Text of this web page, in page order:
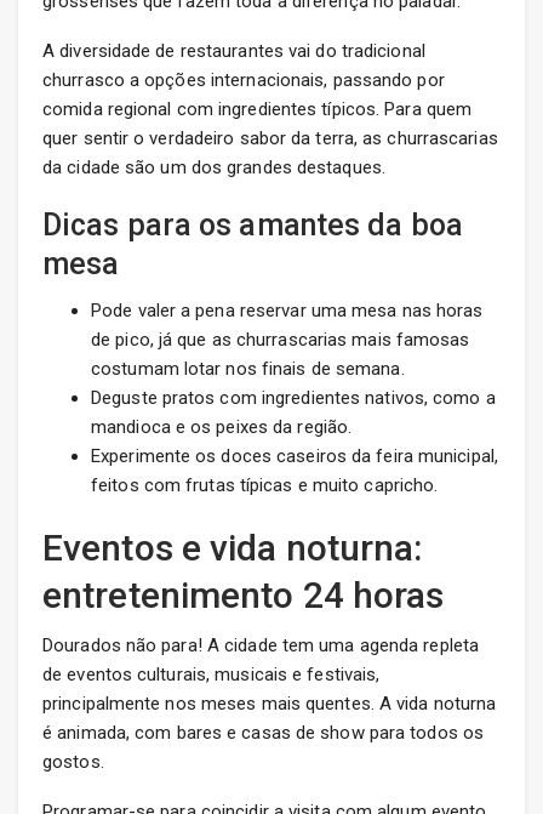
A diversidade de restaurantes vai do tradicional
churrasco a opções internacionais, passando por
comida regional com ingredientes típicos. Para quem
quer sentir o verdadeiro sabor da terra, as churrascarias
da cidade são um dos grandes destaques.
Dicas para os amantes da boa
mesa
Pode valer a pena reservar uma mesa nas horas
de pico, já que as churrascarias mais famosas
costumam lotar nos finais de semana.
Deguste pratos com ingredientes nativos, como a
mandioca e os peixes da região.
Experimente os doces caseiros da feira municipal,
feitos com frutas típicas e muito capricho.
Eventos e vida noturna:
entretenimento 24 horas
Dourados não para! A cidade tem uma agenda repleta
de eventos culturais, musicais e festivais,
principalmente nos meses mais quentes. A vida noturna
é animada, com bares e casas de show para todos os
gostos.